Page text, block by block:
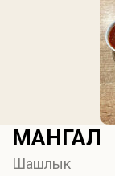
МАНГАЛ
Шашлык